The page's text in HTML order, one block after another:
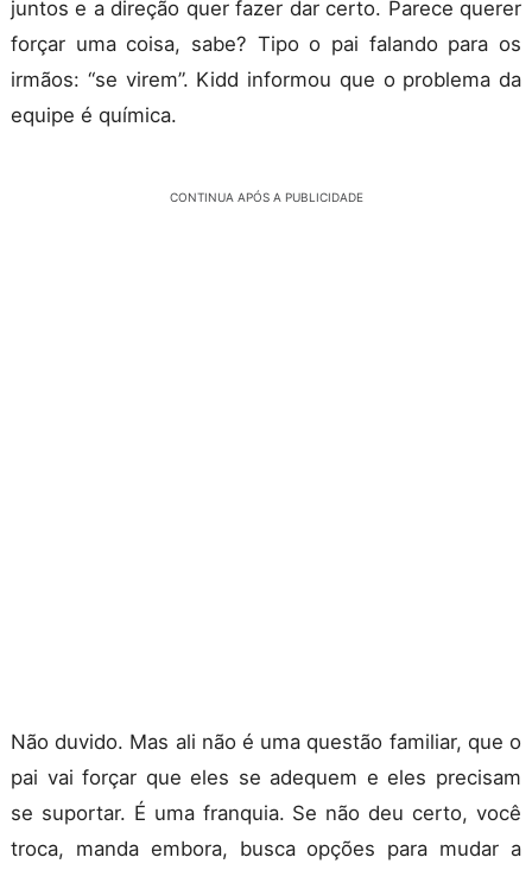
juntos e a direção quer fazer dar certo. Parece querer
forçar uma coisa, sabe? Tipo o pai falando para os
irmãos: “se virem”. Kidd informou que o problema da
equipe é química.
CONTINUA APÓS A PUBLICIDADE
Não duvido. Mas ali não é uma questão familiar, que o
pai vai forçar que eles se adequem e eles precisam
se suportar. É uma franquia. Se não deu certo, você
troca, manda embora, busca opções para mudar a